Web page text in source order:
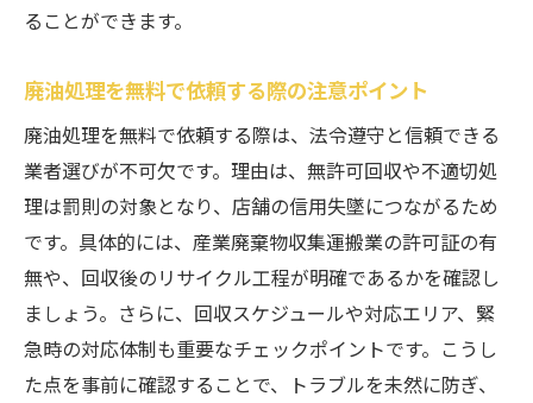
ることができます。
廃油処理を無料で依頼する際の注意ポイント
廃油処理を無料で依頼する際は、法令遵守と信頼できる
業者選びが不可欠です。理由は、無許可回収や不適切処
理は罰則の対象となり、店舗の信用失墜につながるため
です。具体的には、産業廃棄物収集運搬業の許可証の有
無や、回収後のリサイクル工程が明確であるかを確認し
ましょう。さらに、回収スケジュールや対応エリア、緊
急時の対応体制も重要なチェックポイントです。こうし
た点を事前に確認することで、トラブルを未然に防ぎ、